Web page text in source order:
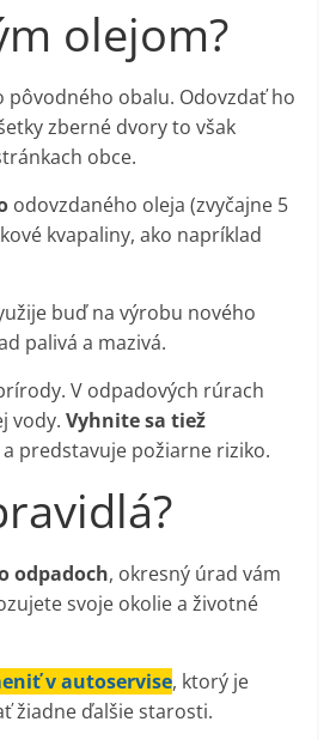
olejom?
obalu. Odovzdať ho
zberné dvory to však
obce.
odovzdaného oleja (zvyčajne 5
kvapaliny, ako napríklad
buď na výrobu nového
palivá a mazivá.
V odpadových rúrach
vody. Vyhnite sa tiež
predstavuje požiarne riziko.
odpadoch, okresný úrad vám
svoje okolie a životné
v autoservise, ktorý je
žiadne ďalšie starosti.